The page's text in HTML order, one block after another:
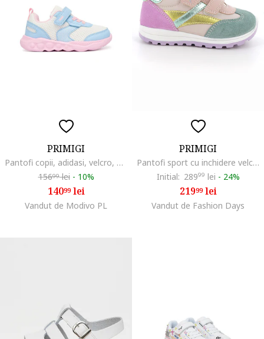
PRIMIGI
Pantofi copii, adidasi, velcro, alb, material textil
15699lei - 10%
14099lei
Vandut de Modivo PL
PRIMIGI
Pantofi sport cu inchidere velcro si segmente din piele, Verde/Galben/Roz somon
Initial: 28999 lei - 24%
21999lei
Vandut de Fashion Days